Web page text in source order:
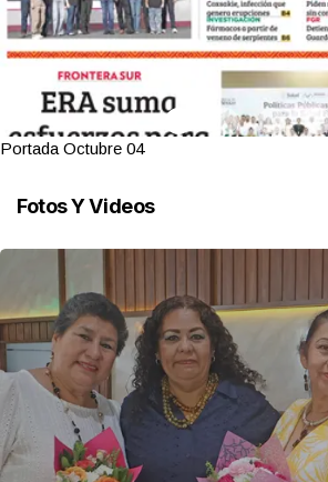
Portada Octubre 04
Fotos Y Videos